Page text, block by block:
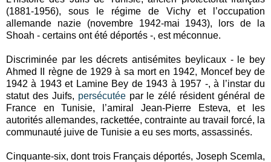
(1881-1956), sous le régime de Vichy et l’occupation
allemande nazie (novembre 1942-mai 1943), lors de la
Shoah - certains ont été déportés -, est méconnue.
Discriminée par les décrets antisémites beylicaux - le bey
Ahmed II règne de 1929 à sa mort en 1942, Moncef bey de
1942 à 1943 et Lamine Bey de 1943 à 1957 -, à l’instar du
statut des Juifs, persécutéepar le zélé résident général de
France en Tunisie, l’amiral Jean-Pierre Esteva, et les
autorités allemandes, rackettée, contrainte au travail forcé, la
communauté juive de Tunisie a eu ses morts, assassinés.
Cinquante-six, dont trois Français déportés, Joseph Scemla,